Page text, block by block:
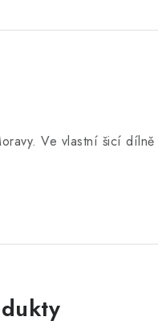
Ve vlastní šicí dílně